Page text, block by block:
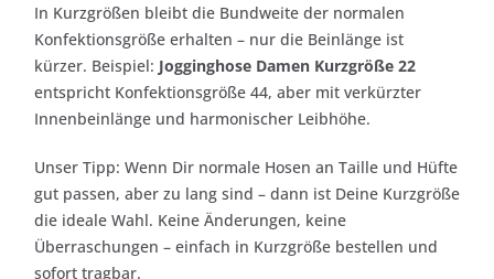
In Kurzgrößen bleibt die Bundweite der normalen
Konfektionsgröße erhalten – nur die Beinlänge ist
kürzer. Beispiel: Jogginghose Damen Kurzgröße 22
entspricht Konfektionsgröße 44, aber mit verkürzter
Innenbeinlänge und harmonischer Leibhöhe.
Unser Tipp: Wenn Dir normale Hosen an Taille und Hüfte
gut passen, aber zu lang sind – dann ist Deine Kurzgröße
die ideale Wahl. Keine Änderungen, keine
Überraschungen – einfach in Kurzgröße bestellen und
sofort tragbar.